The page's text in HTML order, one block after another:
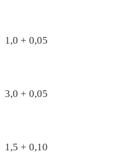
1,0 + 0,05
3,0 + 0,05
1,5 + 0,10